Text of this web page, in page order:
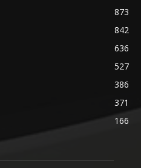
873
842
636
527
386
371
166